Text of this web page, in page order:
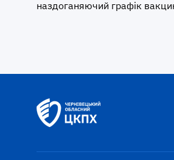
наздоганяючий графік